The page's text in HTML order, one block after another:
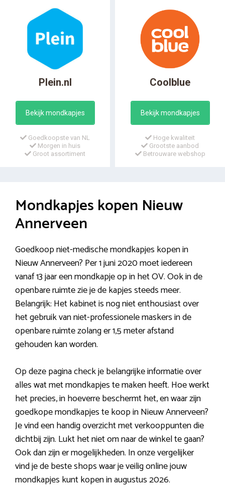
Plein.nl
Bekijk mondkapjes
Goedkoopste van NL
Morgen in huis
Groot assortiment
Coolblue
Bekijk mondkapjes
Hoge kwaliteit
Grootste aanbod
Betrouware webshop
Mondkapjes kopen Nieuw
Annerveen
Goedkoop niet-medische mondkapjes kopen in
Nieuw Annerveen? Per 1 juni 2020 moet iedereen
vanaf 13 jaar een mondkapje op in het OV. Ook in de
openbare ruimte zie je de kapjes steeds meer.
Belangrijk: Het kabinet is nog niet enthousiast over
het gebruik van niet-professionele maskers in de
openbare ruimte zolang er 1,5 meter afstand
gehouden kan worden.
Op deze pagina check je belangrijke informatie over
alles wat met mondkapjes te maken heeft. Hoe werkt
het precies, in hoeverre beschermt het, en waar zijn
goedkope mondkapjes te koop in Nieuw Annerveen?
Je vind een handig overzicht met verkooppunten die
dichtbij zijn. Lukt het niet om naar de winkel te gaan?
Ook dan zijn er mogelijkheden. In onze vergelijker
vind je de beste shops waar je veilig online jouw
mondkapjes kunt kopen in augustus 2026.